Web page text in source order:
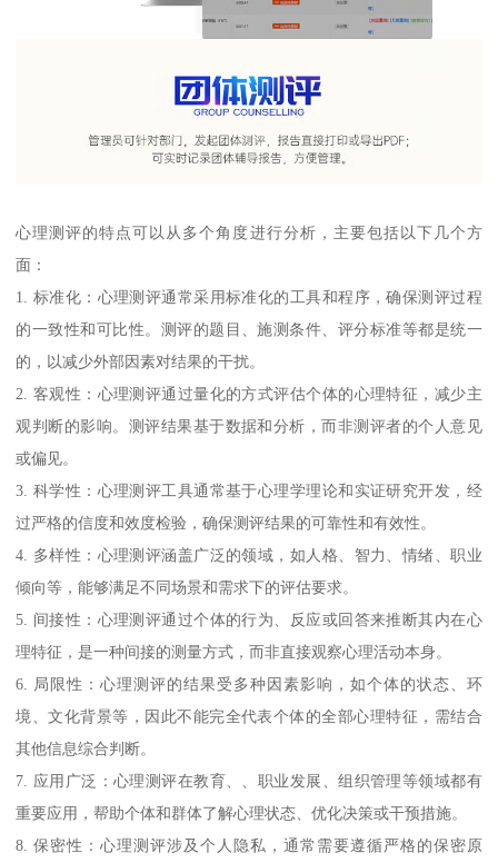
心理测评的特点可以从多个角度进行分析，主要包括以下几个方
面：
1. 标准化：心理测评通常采用标准化的工具和程序，确保测评过程
的一致性和可比性。测评的题目、施测条件、评分标准等都是统一
的，以减少外部因素对结果的干扰。
2. 客观性：心理测评通过量化的方式评估个体的心理特征，减少主
观判断的影响。测评结果基于数据和分析，而非测评者的个人意见
或偏见。
3. 科学性：心理测评工具通常基于心理学理论和实证研究开发，经
过严格的信度和效度检验，确保测评结果的可靠性和有效性。
4. 多样性：心理测评涵盖广泛的领域，如人格、智力、情绪、职业
倾向等，能够满足不同场景和需求下的评估要求。
5. 间接性：心理测评通过个体的行为、反应或回答来推断其内在心
理特征，是一种间接的测量方式，而非直接观察心理活动本身。
6. 局限性：心理测评的结果受多种因素影响，如个体的状态、环
境、文化背景等，因此不能完全代表个体的全部心理特征，需结合
其他信息综合判断。
7. 应用广泛：心理测评在教育、、职业发展、组织管理等领域都有
重要应用，帮助个体和群体了解心理状态、优化决策或干预措施。
8. 保密性：心理测评涉及个人隐私，通常需要遵循严格的保密原